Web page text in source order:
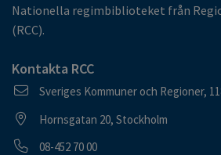
Nationella regimbiblioteket från
(RCC).
Kontakta RCC
Postadress
Sveriges Kommuner och Regioner,
Besöksadress
Hornsgatan 20, Stockholm
Telefonnummer
08-452 70 00